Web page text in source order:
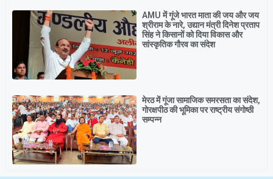
AMU में गूंजे भारत माता की जय और जय
श्रीराम के नारे, उद्यान मंत्री दिनेश प्रताप
सिंह ने किसानों को दिया विकास और
सांस्कृतिक गौरव का संदेश
मेरठ में गूंजा सामाजिक समरसता का संदेश,
गोरक्षपीठ की भूमिका पर राष्ट्रीय संगोष्ठी
सम्पन्न